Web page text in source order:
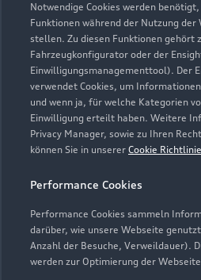
Notwendige Cookies werden
Funktionen während der Nutzung der
stellen. Zu diesen Funktionen gehört
Fahrzeugkonfigurator oder der
Einwilligungsmanagementtool). Der
verwendet Cookies, um
und wenn ja, für welche Kategorien
Einwilligung erteilt haben. Weitere
Privacy Manager, sowie zu Ihren
können Sie in unserer Cookie Richtlinie
Performance Cookies
Performance Cookies sammeln
darüber, wie unsere Webseite
Anzahl der Besuche, Verweildauer).
werden zur Optimierung der
Lederpflege-Set
Praktisches Set zur
Pflege von Leder und
Zur Audi Shopping World